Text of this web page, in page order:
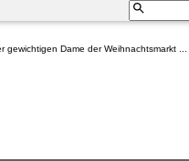
Dame der Weihnachtsmarkt ...